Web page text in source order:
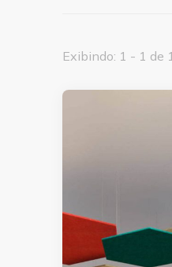
Exibindo: 1 - 1 de